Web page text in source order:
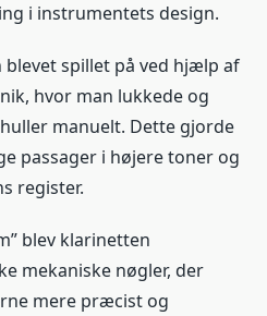
i instrumentets design.
spillet på ved hjælp af
hvor man lukkede og
manuelt. Dette gjorde
passager i højere toner og
register.
blev klarinetten
mekaniske nøgler, der
mere præcist og